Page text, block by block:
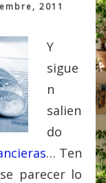
2011
Y
sigue
n
salien
do
… Ten
parecer lo